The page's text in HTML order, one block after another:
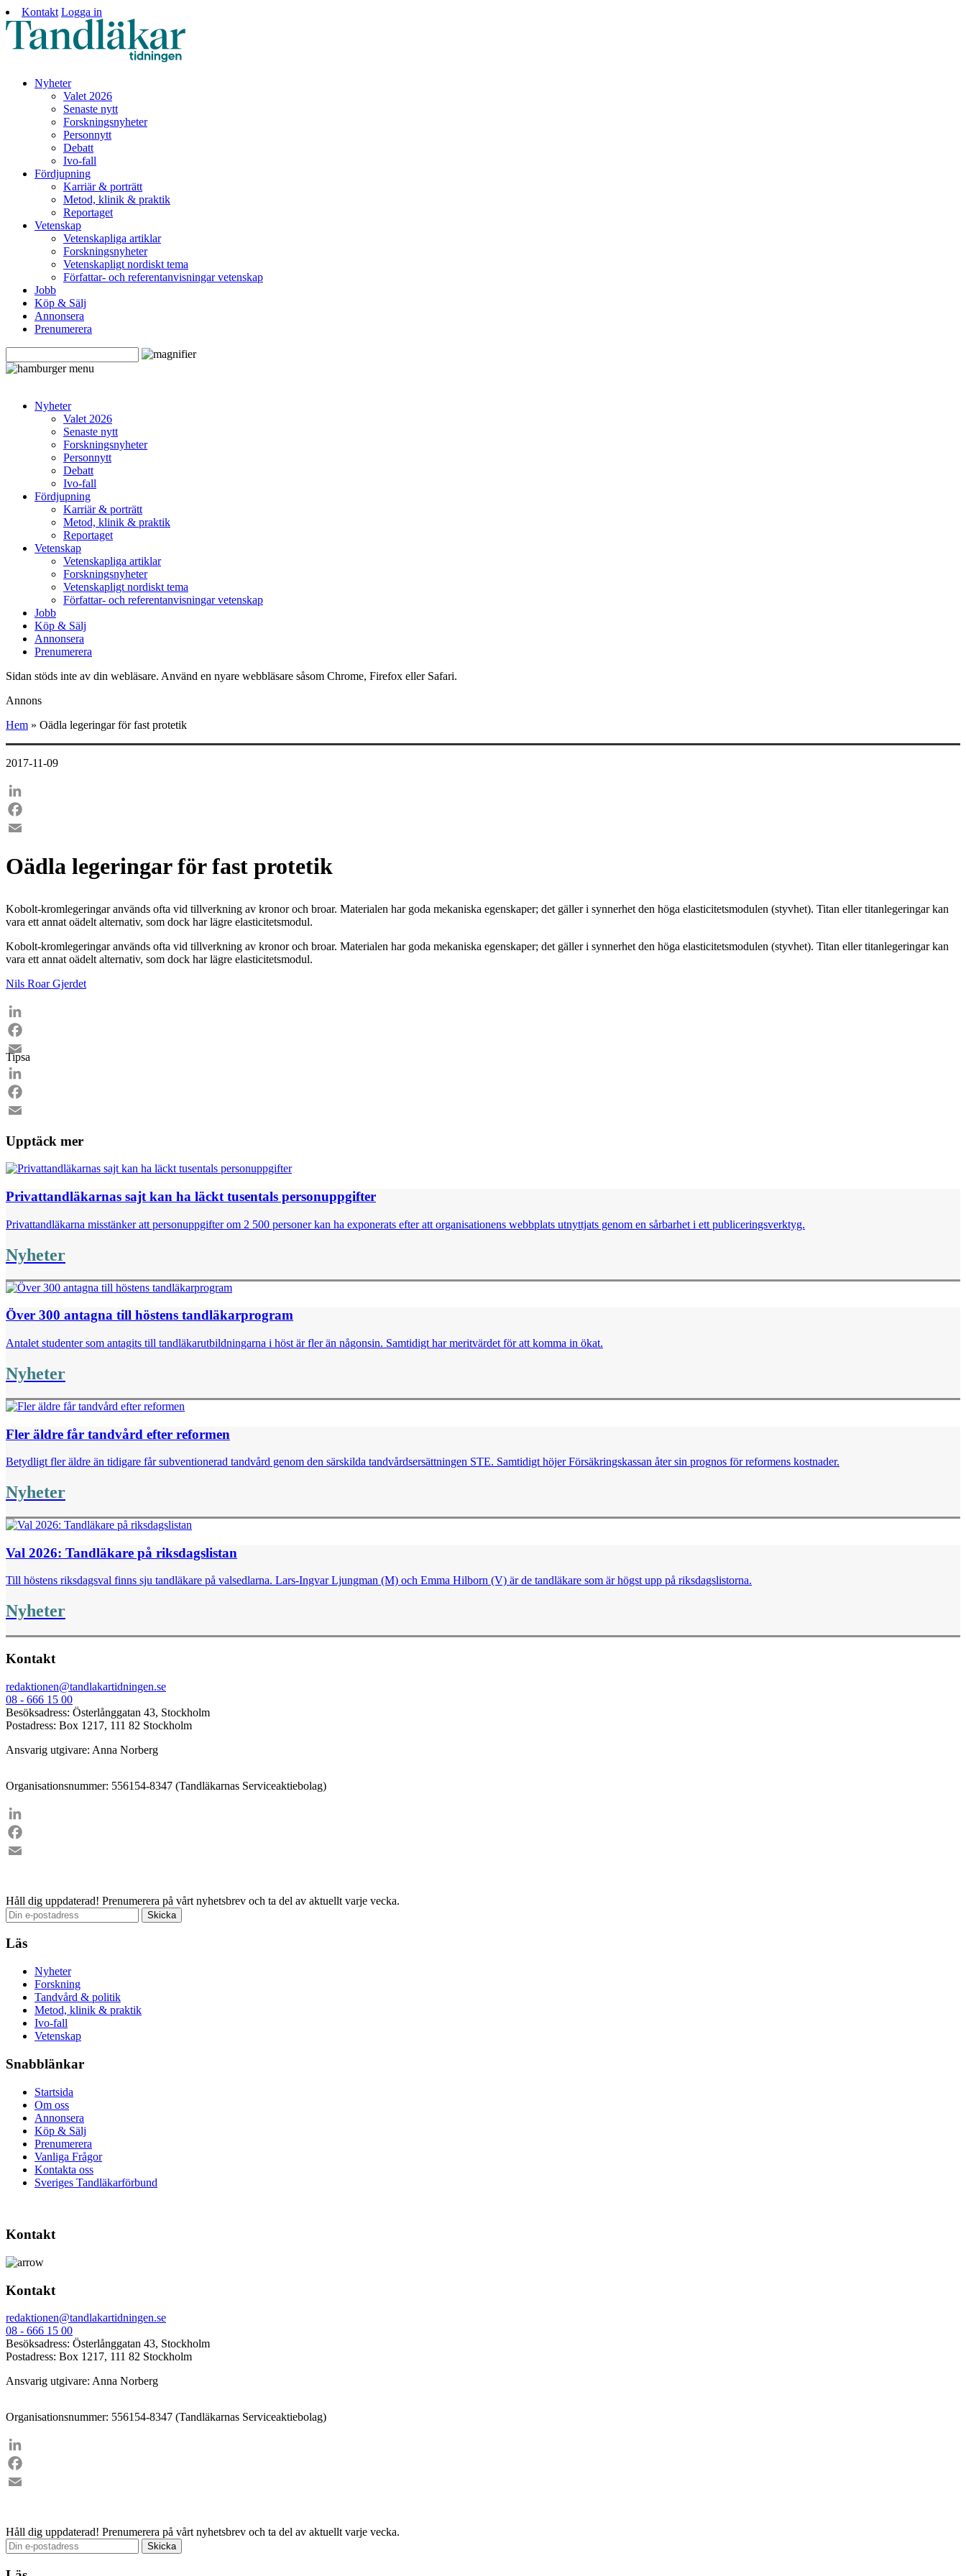
Kontakt Logga in
Nyheter
Valet 2026
Senaste nytt
Forskningsnyheter
Personnytt
Debatt
Ivo-fall
Fördjupning
Karriär & porträtt
Metod, klinik & praktik
Reportaget
Vetenskap
Vetenskapliga artiklar
Forskningsnyheter
Vetenskapligt nordiskt tema
Författar- och referentanvisningar vetenskap
Jobb
Köp & Sälj
Annonsera
Prenumerera
Nyheter
Valet 2026
Senaste nytt
Forskningsnyheter
Personnytt
Debatt
Ivo-fall
Fördjupning
Karriär & porträtt
Metod, klinik & praktik
Reportaget
Vetenskap
Vetenskapliga artiklar
Forskningsnyheter
Vetenskapligt nordiskt tema
Författar- och referentanvisningar vetenskap
Jobb
Köp & Sälj
Annonsera
Prenumerera
Sidan stöds inte av din webläsare. Använd en nyare webbläsare såsom Chrome, Firefox eller Safari.
Annons
Hem » Oädla legeringar för fast protetik
2017-11-09
LinkedIn
Facebook
Oädla legeringar för fast protetik
Kobolt-kromlegeringar används ofta vid tillverkning av kronor och broar. Materialen har goda mekaniska egenskaper; det gäller i synnerhet den höga elasticitetsmodulen (styvhet). Titan eller titanlegeringar kan
vara ett annat oädelt alternativ, som dock har lägre elasticitetsmodul.
Kobolt-kromlegeringar används ofta vid tillverkning av kronor och broar. Materialen har goda mekaniska egenskaper; det gäller i synnerhet den höga elasticitetsmodulen (styvhet). Titan eller titanlegeringar kan
vara ett annat oädelt alternativ, som dock har lägre elasticitetsmodul.
Nils Roar Gjerdet
LinkedIn
Facebook
Email
Tipsa
LinkedIn
Facebook
Upptäck mer
Privattandläkarnas sajt kan ha läckt tusentals personuppgifter
Privattandläkarna misstänker att personuppgifter om 2 500 personer kan ha exponerats efter att organisationens webbplats utnyttjats genom en sårbarhet i ett publiceringsverktyg.
Nyheter
Över 300 antagna till höstens tandläkarprogram
Antalet studenter som antagits till tandläkarutbildningarna i höst är fler än någonsin. Samtidigt har meritvärdet för att komma in ökat.
Nyheter
Fler äldre får tandvård efter reformen
Betydligt fler äldre än tidigare får subventionerad tandvård genom den särskilda tandvårdsersättningen STE. Samtidigt höjer Försäkringskassan åter sin prognos för reformens kostnader.
Nyheter
Val 2026: Tandläkare på riksdagslistan
Till höstens riksdagsval finns sju tandläkare på valsedlarna. Lars-Ingvar Ljungman (M) och Emma Hilborn (V) är de tandläkare som är högst upp på riksdagslistorna.
Nyheter
Kontakt
redaktionen@tandlakartidningen.se
08 - 666 15 00
Besöksadress: Österlånggatan 43, Stockholm
Postadress: Box 1217, 111 82 Stockholm
Ansvarig utgivare: Anna Norberg
Organisationsnummer: 556154-8347 (Tandläkarnas Serviceaktiebolag)
LinkedIn
Facebook
Håll dig uppdaterad! Prenumerera på vårt nyhetsbrev och ta del av aktuellt varje vecka.
Läs
Nyheter
Forskning
Tandvård & politik
Metod, klinik & praktik
Ivo-fall
Vetenskap
Snabblänkar
Startsida
Om oss
Annonsera
Köp & Sälj
Prenumerera
Vanliga Frågor
Kontakta oss
Sveriges Tandläkarförbund
Kontakt
Kontakt
redaktionen@tandlakartidningen.se
08 - 666 15 00
Besöksadress: Österlånggatan 43, Stockholm
Postadress: Box 1217, 111 82 Stockholm
Ansvarig utgivare: Anna Norberg
Organisationsnummer: 556154-8347 (Tandläkarnas Serviceaktiebolag)
LinkedIn
Facebook
Håll dig uppdaterad! Prenumerera på vårt nyhetsbrev och ta del av aktuellt varje vecka.